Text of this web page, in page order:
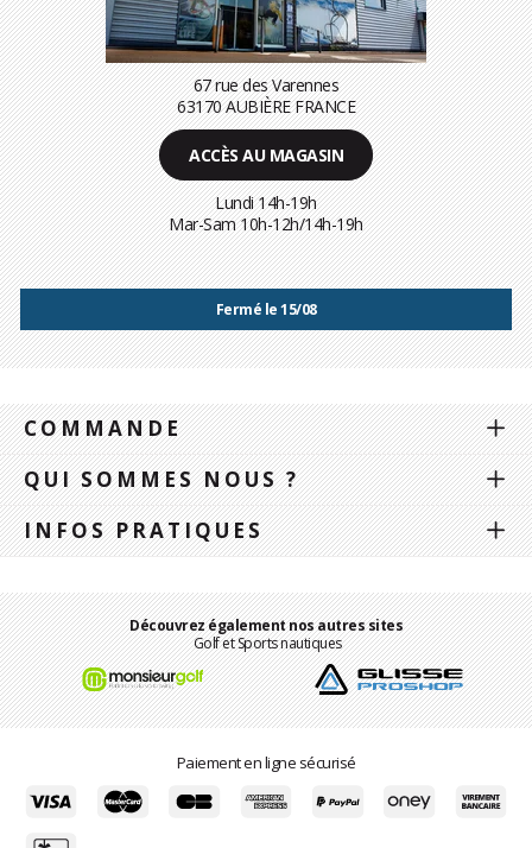
67 rue des Varennes
63170 AUBIÈRE FRANCE
ACCÈS AU MAGASIN
Lundi 14h-19h
Mar-Sam 10h-12h/14h-19h
Fermé le 15/08
COMMANDE
QUI SOMMES NOUS ?
INFOS PRATIQUES
Découvrez également nos autres sites
Golf et Sports nautiques
Paiement en ligne sécurisé